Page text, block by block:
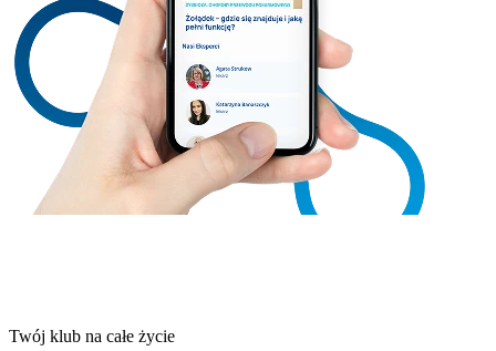
Twój klub na całe życie